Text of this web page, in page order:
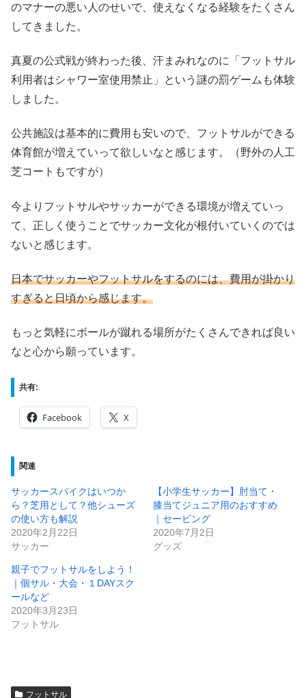
のマナーの悪い人のせいで、使えなくなる経験をたくさん
してきました。
真夏の公式戦が終わった後、汗まみれなのに「フットサル
利用者はシャワー室使用禁止」という謎の罰ゲームも体験
しました。
公共施設は基本的に費用も安いので、フットサルができる
体育館が増えていって欲しいなと感じます。（野外の人工
芝コートもですが）
今よりフットサルやサッカーができる環境が増えていっ
て、正しく使うことでサッカー文化が根付いていくのでは
ないと感じます。
日本でサッカーやフットサルをするのには、費用が掛かり
すぎると日頃から感じます。
もっと気軽にボールが蹴れる場所がたくさんできれば良い
なと心から願っています。
共有:
Facebook X
関連
サッカースパイクはいつか
ら？芝用として？他シューズ
の使い方も解説
2020年2月22日
サッカー
【小学生サッカー】肘当て・
膝当てジュニア用のおすすめ
｜セービング
2020年7月2日
グッズ
親子でフットサルをしよう！
｜個サル・大会・１DAYスク
ールなど
2020年3月23日
フットサル
フットサル